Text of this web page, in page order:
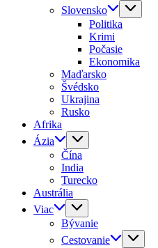
Slovensko
Politika
Krimi
Počasie
Ekonomika
Maďarsko
Švédsko
Ukrajina
Rusko
Afrika
Ázia
Čína
India
Turecko
Austrália
Viac
Bývanie
Cestovanie